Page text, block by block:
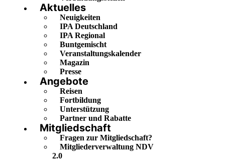
Aktuelles
Neuigkeiten
IPA Deutschland
IPA Regional
Buntgemischt
Veranstaltungskalender
Magazin
Presse
Angebote
Reisen
Fortbildung
Unterstützung
Partner und Rabatte
Mitgliedschaft
Fragen zur Mitgliedschaft?
Mitgliederverwaltung NDV
2.0